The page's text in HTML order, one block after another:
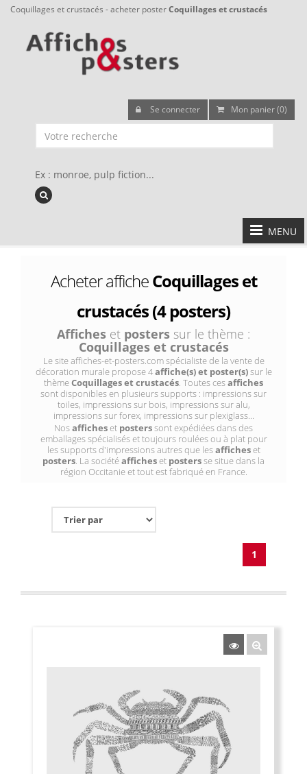
Coquillages et crustacés - acheter posterCoquillages et crustacés
Se connecter Mon panier (0)
Ex : monroe, pulp fiction...
MENU
Acheter afficheCoquillages et
crustacés (4 posters)
Affiches et posters sur le thème :
Coquillages et crustacés
Le site affiches-et-posters.com spécialiste de la vente de
décoration murale propose 4affiche(s) et poster(s)sur le
thèmeCoquillages et crustacés. Toutes cesaffiches
sont disponibles en plusieurs supports : impressions sur
toiles, impressions sur bois, impressions sur alu,
impressions sur forex, impressions sur plexiglass...
Nosafficheset posterssont expédiées dans des
emballages spécialisés et toujours roulées ou à plat pour
les supports d'impressions autres que lesafficheset
posters. La sociétéafficheset postersse situe dans la
région Occitanie et tout est fabriqué en France.
1